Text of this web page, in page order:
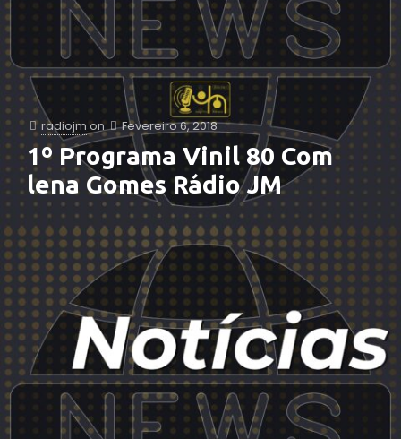
radiojm on Fevereiro 6, 2018
1º Programa Vinil 80 Com
lena Gomes Rádio JM